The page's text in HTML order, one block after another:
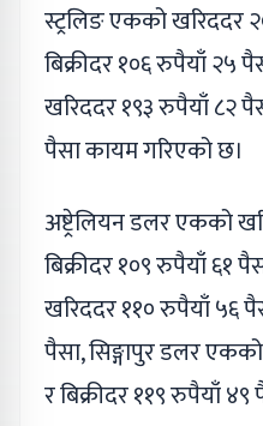
स्ट्रलिङ एकको खरिददर
बिक्रीदर १०६ रुपैयाँ २५
खरिददर १९३ रुपैयाँ ८२
पैसा कायम गरिएको छ।
अष्ट्रेलियन डलर एकको
बिक्रीदर १०९ रुपैयाँ ६१
खरिददर ११० रुपैयाँ ५६
पैसा, सिङ्गापुर डलर
र बिक्रीदर ११९ रुपैयाँ